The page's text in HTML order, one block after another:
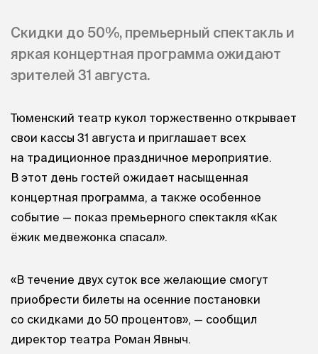
Скидки до 50%, премьерный спектакль и
яркая концертная программа ожидают
зрителей 31 августа.
Тюменский театр кукол торжественно открывает
свои кассы 31 августа и приглашает всех
на традиционное праздничное мероприятие.
В этот день гостей ожидает насыщенная
концертная программа, а также особенное
событие — показ премьерного спектакля «Как
ёжик медвежонка спасал».
«В течение двух суток все желающие смогут
приобрести билеты на осенние постановки
со скидками до 50 процентов», — сообщил
директор театра Роман Явныч.